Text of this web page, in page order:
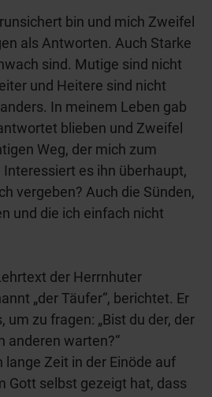
bin und mich Zweifel
als Antworten. Auch Starke
sind. Mutige sind nicht
und Heitere sind nicht
In meinem Leben gab
blieben und Zweifel
Weg, der mich zum
es ihn überhaupt,
vergeben? Auch die Sünden,
und die ich einfach nicht
der Herrnhuter
„der Täufer“, berichtet. Er
zu fragen: „Bist du der, der
anderen warten?“
Zeit in der Einöde auf
Gott selbst gezeigt hat, dass